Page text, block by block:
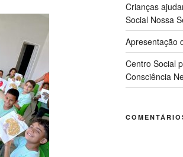
Crianças
Social Nossa
Apresentação
Centro Social
Consciência